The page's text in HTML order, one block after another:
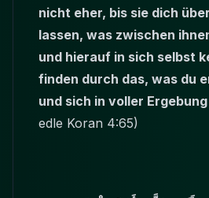
nicht eher, bis sie dich
lassen, was zwischen
und hierauf in sich selbst
finden durch das, was du
und sich in voller
edle Koran 4:65)